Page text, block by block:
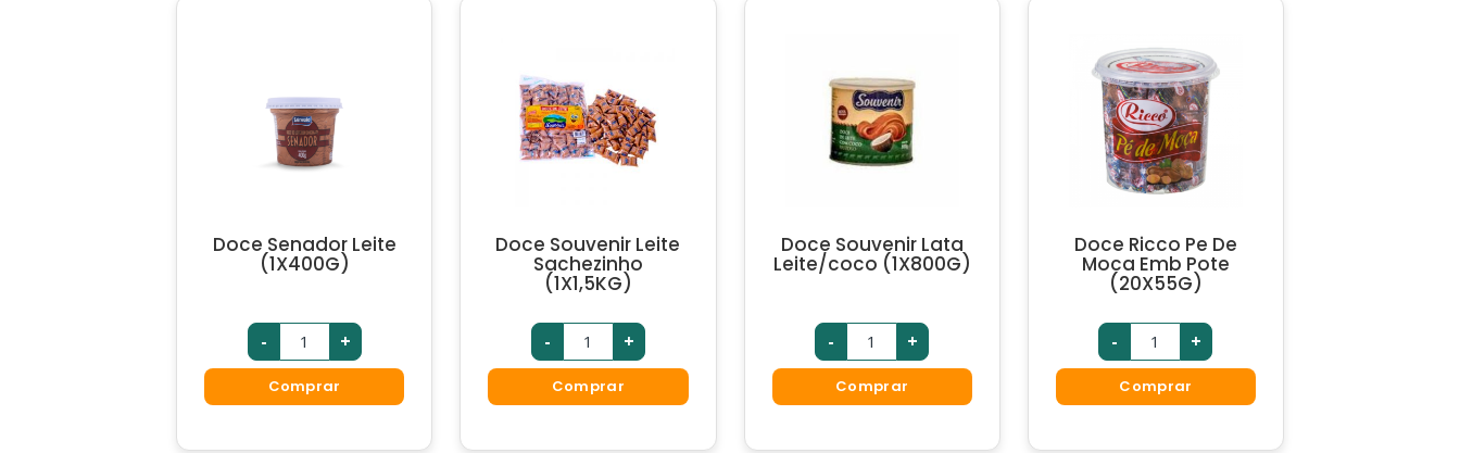
Doce Senador Leite
(1X400G)
- +
Comprar
Doce Souvenir Leite
Sachezinho
(1X1,5KG)
- +
Comprar
Doce Souvenir Lata
Leite/coco (1X800G)
- +
Comprar
Doce Ricco Pe De
Moca Emb Pote
(20X55G)
- +
Comprar